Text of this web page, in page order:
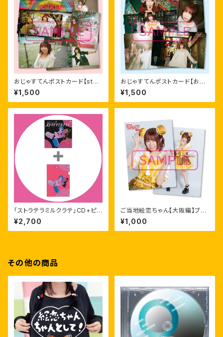
おじゃすてんポストカード【stay
me セット】
¥1,500
おじゃすてんポストカード【お邪
魔しまセット】
¥1,500
「ストラテラミルクラテ」CD+ピン
クリアファイルセット
¥2,700
ご当地絵恋ちゃん【大阪編】ブロ
マイドセット
¥1,000
その他の商品